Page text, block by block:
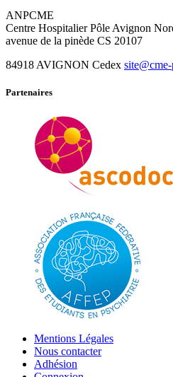
ANPCME
Centre Hospitalier Pôle Avignon
avenue de la pinède CS 20107
84918 AVIGNON Cedex
Partenaires
Mentions Légales
Nous contacter
Adhésion